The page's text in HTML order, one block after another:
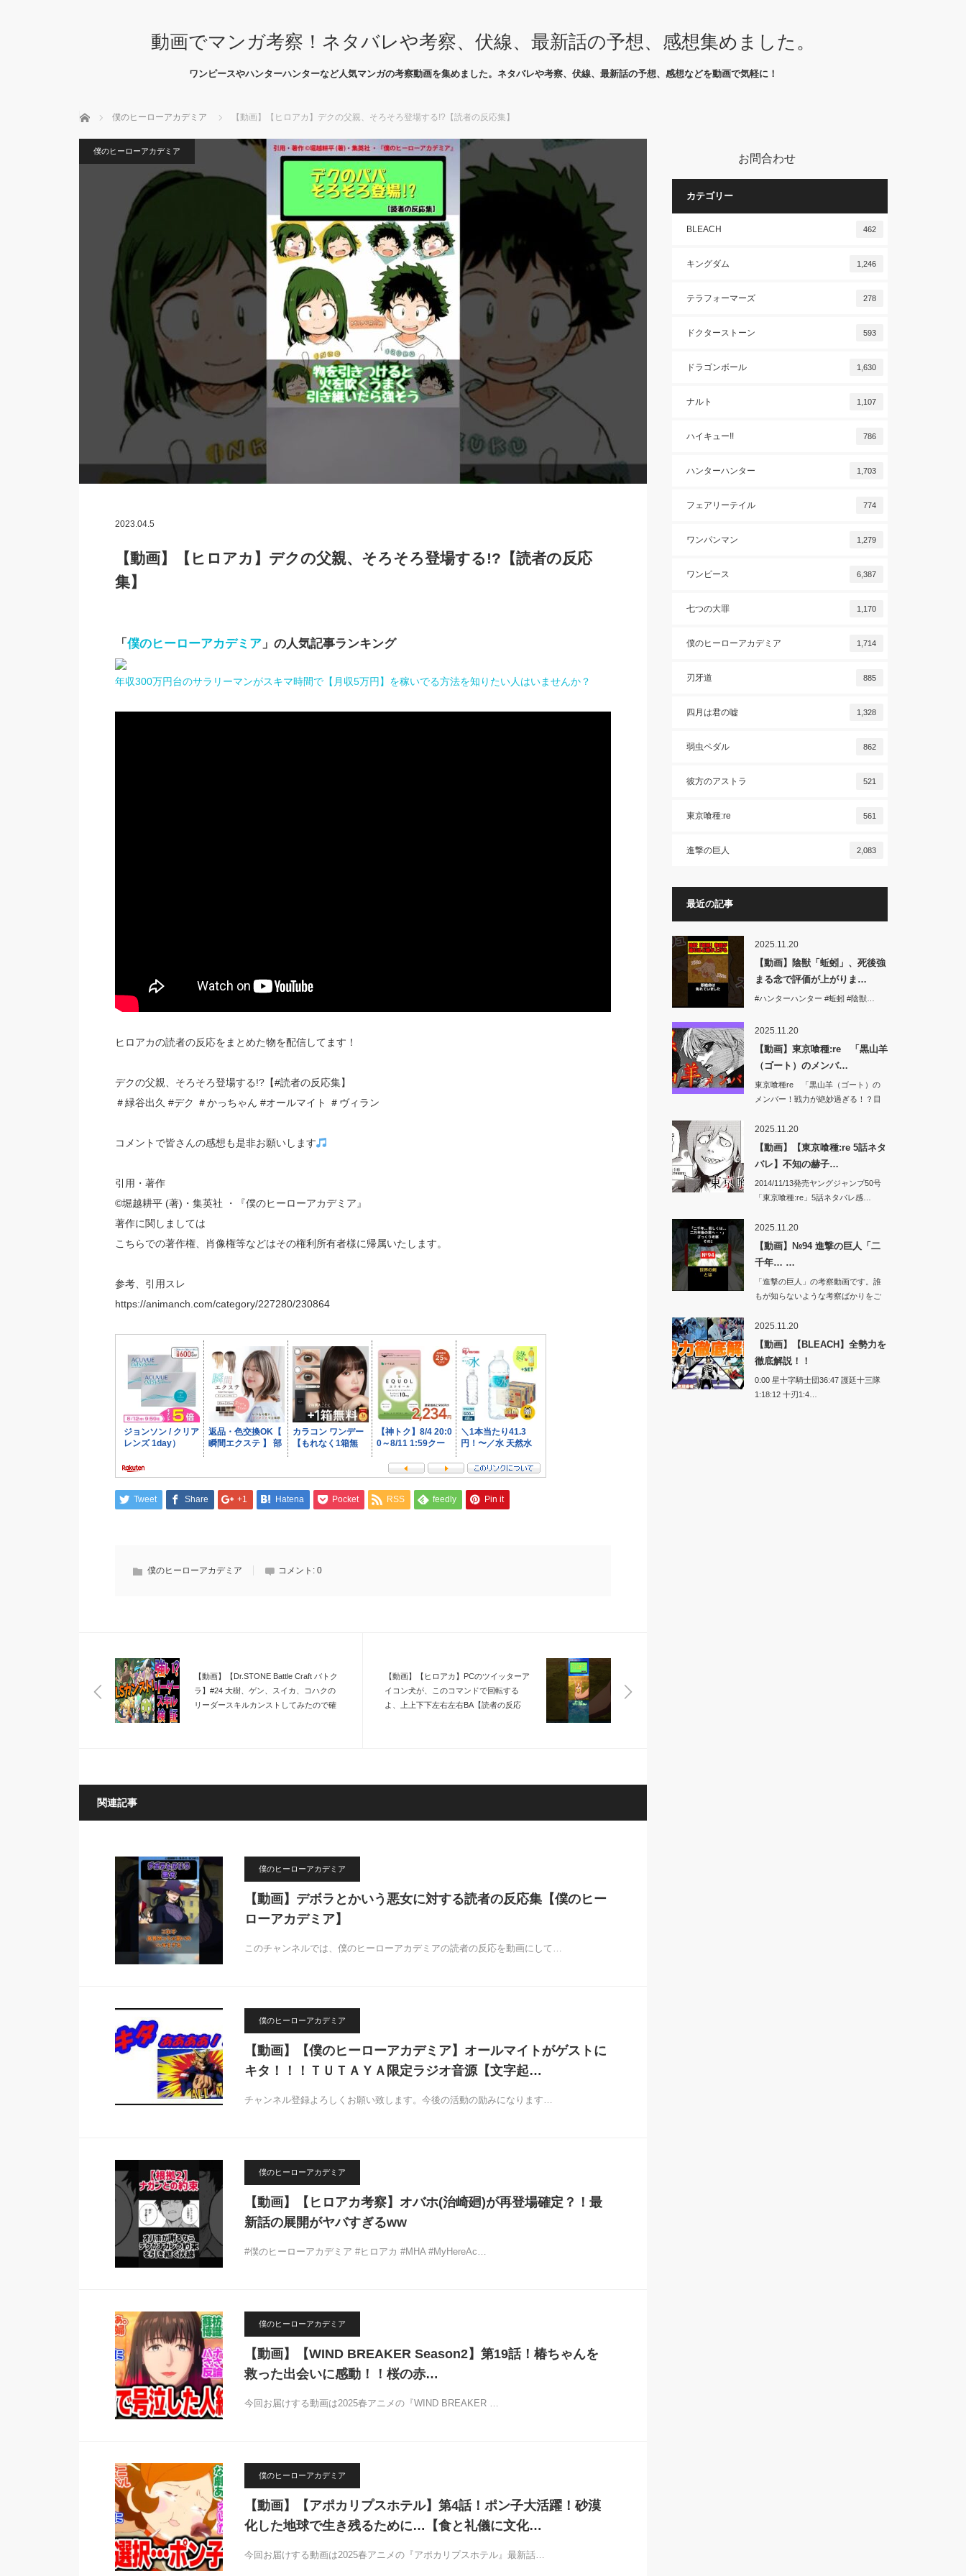
動画でマンガ考察！ネタバレや考察、伏線、最新話の予想、感想集めました。
ワンピースやハンターハンターなど人気マンガの考察動画を集めました。ネタバレや考察、伏線、最新話の予想、感想などを動画で気軽に！
ホーム 僕のヒーローアカデミア 【動画】【ヒロアカ】デクの父親、そろそろ登場する!?【読者の反応集】
僕のヒーローアカデミア
2023.04.5
【動画】【ヒロアカ】デクの父親、そろそろ登場する!?【読者の反応
集】
「 僕のヒーローアカデミア」の人気記事ランキング
年収300万円台のサラリーマンがスキマ時間で【月収5万円】を稼いでる方法を知りたい人はいませんか？
ヒロアカの読者の反応をまとめた物を配信してます！
デクの父親、そろそろ登場する!?【#読者の反応集】
＃緑谷出久 #デク ＃かっちゃん #オールマイト ＃ヴィラン
コメントで皆さんの感想も是非お願いします
引用・著作
©堀越耕平 (著)・集英社 ・『僕のヒーローアカデミア』
著作に関しましては
こちらでの著作権、肖像権等などはその権利所有者様に帰属いたします。
参考、引用スレ
https://animanch.com/category/227280/230864
Tweet Share +1 Hatena Pocket RSS feedly Pin it
僕のヒーローアカデミア コメント: 0
【動画】【Dr.STONE Battle Craft バトク
ラ】#24 大樹、ゲン、スイカ、コハクの
リーダースキルカンストしてみたので確
【動画】【ヒロアカ】PCのツイッターア
イコン犬が、このコマンドで回転する
よ、上上下下左右左右BA【読者の反応
関連記事
僕のヒーローアカデミア
【動画】デボラとかいう悪女に対する読者の反応集【僕のヒー
ローアカデミア】
このチャンネルでは、僕のヒーローアカデミアの読者の反応を動画にして…
僕のヒーローアカデミア
【動画】【僕のヒーローアカデミア】オールマイトがゲストに
キタ！！！ＴＵＴＡＹＡ限定ラジオ音源【文字起…
チャンネル登録よろしくお願い致します。今後の活動の励みになります…
僕のヒーローアカデミア
【動画】【ヒロアカ考察】オバホ(治崎廻)が再登場確定？！最
新話の展開がヤバすぎるww
#僕のヒーローアカデミア #ヒロアカ #MHA #MyHereAc…
僕のヒーローアカデミア
【動画】【WIND BREAKER Season2】第19話！椿ちゃんを
救った出会いに感動！！桜の赤…
今回お届けする動画は2025春アニメの『WIND BREAKER …
僕のヒーローアカデミア
【動画】【アポカリプスホテル】第4話！ポン子大活躍！砂漠
化した地球で生き残るために…【食と礼儀に文化…
今回お届けする動画は2025春アニメの『アポカリプスホテル』最新話…
お問合わせ
カテゴリー
BLEACH 462
キングダム 1,246
テラフォーマーズ 278
ドクターストーン 593
ドラゴンボール 1,630
ナルト 1,107
ハイキュー!! 786
ハンターハンター 1,703
フェアリーテイル 774
ワンパンマン 1,279
ワンピース 6,387
七つの大罪 1,170
僕のヒーローアカデミア 1,714
刃牙道 885
四月は君の嘘 1,328
弱虫ペダル 862
彼方のアストラ 521
東京喰種:re 561
進撃の巨人 2,083
最近の記事
2025.11.20
【動画】陰獣「蚯蚓」、死後強
まる念で評価が上がりま…
#ハンターハンター #蚯蚓 #陰獣…
2025.11.20
【動画】東京喰種:re 「黒山羊
（ゴート）のメンバ…
東京喰種re 「黒山羊（ゴート）の
メンバー！戦力が絶妙過ぎる！？目
2025.11.20
【動画】【東京喰種:re 5話ネタ
バレ】不知の赫子…
2014/11/13発売ヤングジャンプ50号
「東京喰種:re」5話ネタバレ感…
2025.11.20
【動画】№94 進撃の巨人「二
千年… …
「進撃の巨人」の考察動画です。誰
もが知らないような考察ばかりをご
2025.11.20
【動画】【BLEACH】全勢力を
徹底解説！！
0:00 星十字騎士団36:47 護廷十三隊
1:18:12 十刃1:4…